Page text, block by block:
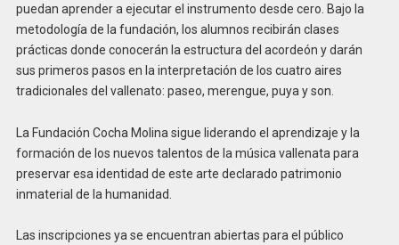
puedan aprender a ejecutar el instrumento desde cero. Bajo la
metodología de la fundación, los alumnos recibirán clases
prácticas donde conocerán la estructura del acordeón y darán
sus primeros pasos en la interpretación de los cuatro aires
tradicionales del vallenato: paseo, merengue, puya y son.
La Fundación Cocha Molina sigue liderando el aprendizaje y la
formación de los nuevos talentos de la música vallenata para
preservar esa identidad de este arte declarado patrimonio
inmaterial de la humanidad.
Las inscripciones ya se encuentran abiertas para el público